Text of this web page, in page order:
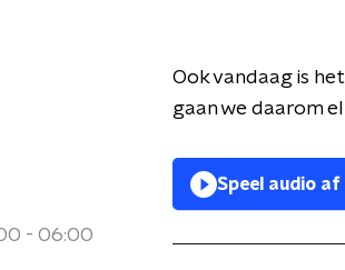
- 06:00
Ook vandaag is
gaan we daarom
Speel audio af